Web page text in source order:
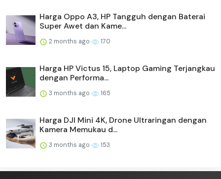
Harga Oppo A3, HP Tangguh dengan Baterai
Super Awet dan Kame...
2 months ago 170
Harga HP Victus 15, Laptop Gaming Terjangkau
dengan Performa...
3 months ago 165
Harga DJI Mini 4K, Drone Ultraringan dengan
Kamera Memukau d...
3 months ago 153